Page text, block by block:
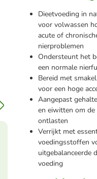
Dieetvoeding in
voor volwassen
acute of
nierproblemen
Ondersteunt het
een normale
Bereid met
voor een hoge
Aangepast
en eiwitten om de
ontlasten
Verrijkt met
voedingsstoffen
uitgebalanceerde
voeding